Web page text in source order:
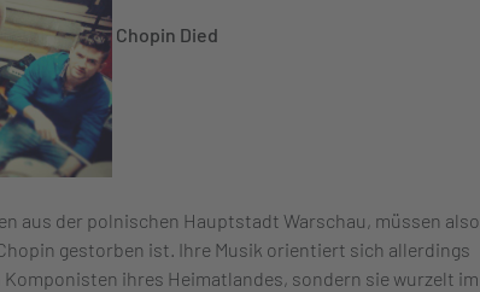
Chopin Died
aus der polnischen Hauptstadt Warschau, müssen also
gestorben ist. Ihre Musik orientiert sich allerdings
ihres Heimatlandes, sondern sie wurzelt im